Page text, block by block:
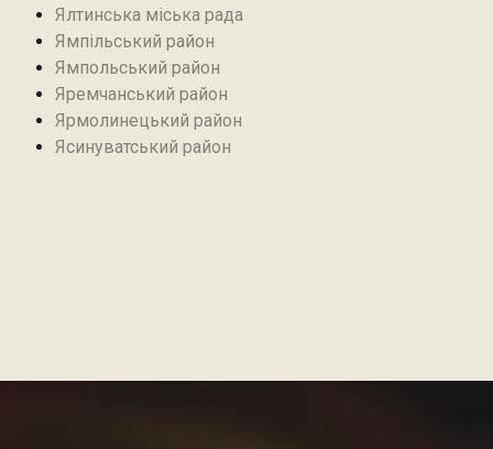
Ялтинська міська рада
Ямпільський район
Ямпольський район
Яремчанський район
Ярмолинецький район
Ясинуватський район